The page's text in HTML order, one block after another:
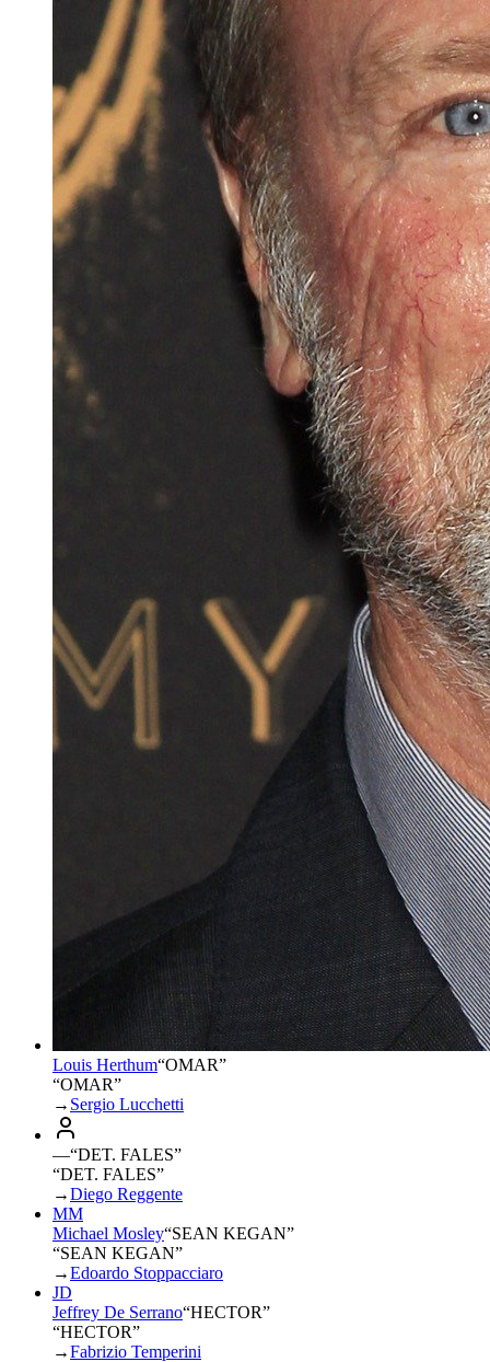
Louis Herthum“OMAR”
“OMAR”
→ Sergio Lucchetti
—“DET. FALES”
“DET. FALES”
→Diego Reggente
MM
Michael Mosley“SEAN KEGAN”
“SEAN KEGAN”
→Edoardo Stoppacciaro
JD
Jeffrey De Serrano“HECTOR”
“HECTOR”
→Fabrizio Temperini